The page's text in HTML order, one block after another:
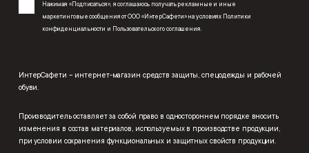
Нажимая «Подписаться», я соглашаюсь получать рекламные и иные
маркетинговые сообщения от ООО «ИнтерСафети» на условиях Политики
конфиденциальности и Пользовательского соглашения.
ИнтерСафети – интернет-магазин средств защиты, спецодежды и рабочей
обуви.
Производитель оставляет за собой право в одностороннем порядке вносить
изменения в состав материалов, используемых в производстве продукции,
при условии сохранения функциональных и защитных свойств продукции.